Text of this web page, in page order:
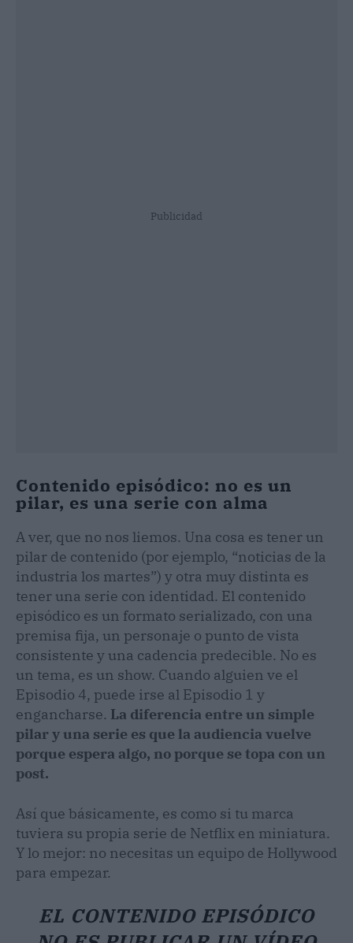
Publicidad
Contenido episódico: no es un
pilar, es una serie con alma
A ver, que no nos liemos. Una cosa es tener un
pilar de contenido (por ejemplo, “noticias de la
industria los martes”) y otra muy distinta es
tener una serie con identidad. El contenido
episódico es un formato serializado, con una
premisa fija, un personaje o punto de vista
consistente y una cadencia predecible. No es
un tema, es un show. Cuando alguien ve el
Episodio 4, puede irse al Episodio 1 y
engancharse. La diferencia entre un simple
pilar y una serie es que la audiencia vuelve
porque espera algo, no porque se topa con un
post.
Así que básicamente, es como si tu marca
tuviera su propia serie de Netflix en miniatura.
Y lo mejor: no necesitas un equipo de Hollywood
para empezar.
EL CONTENIDO EPISÓDICO